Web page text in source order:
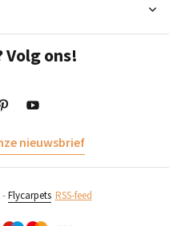
Volg ons!
nieuwsbrief
-Flycarpets RSS-feed